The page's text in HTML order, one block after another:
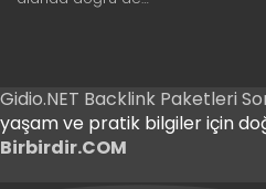
Gidio.NET Backlink Paketleri
yaşam ve pratik bilgiler için
Birbirdir.COM